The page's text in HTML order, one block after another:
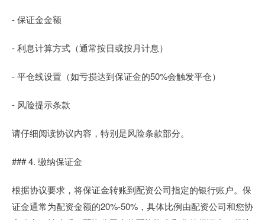
- 保证金金额
- 利息计算方式（通常按日或按月计息）
- 平仓线设置（如亏损达到保证金的50%会触发平仓）
- 风险提示条款
请仔细阅读协议内容，特别是风险条款部分。
### 4. 缴纳保证金
根据协议要求，将保证金转账到配资公司指定的银行账户。保
证金通常为配资金额的20%-50%，具体比例由配资公司和您协